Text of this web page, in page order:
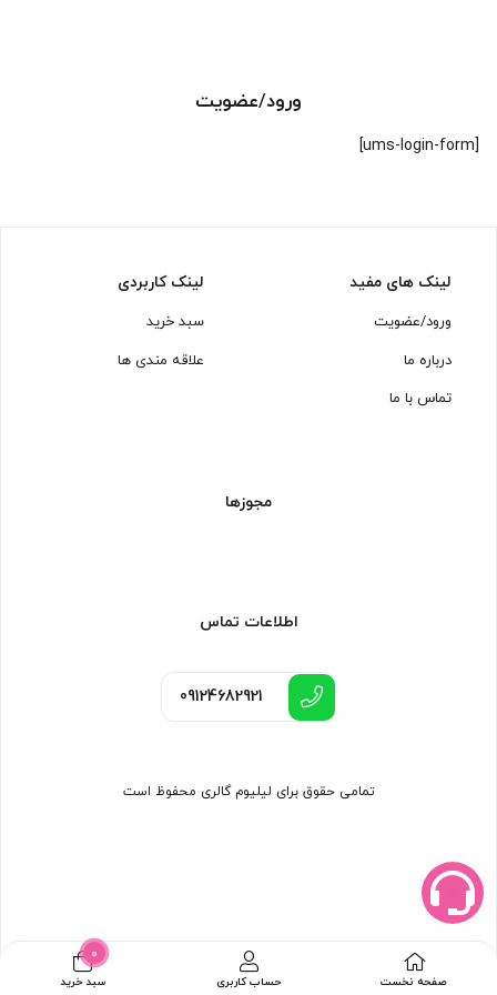
ورود/عضویت
[ums-login-form]
صفحه نخست حساب کاربری
0
سبد خرید
لینک های مفید
ورود/عضویت
درباره ما
تماس با ما
لینک کاربردی
سبد خرید
علاقه مندی ها
مجوزها
اطلاعات تماس
09124682921
تمامی حقوق برای لیلیوم گالری محفوظ است